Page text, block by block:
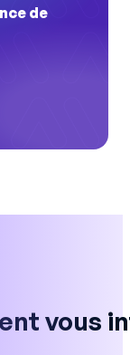
de
vous